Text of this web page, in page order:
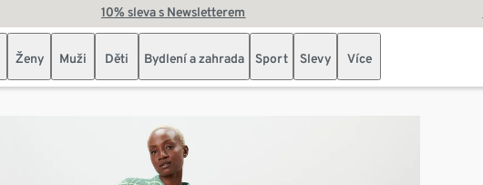
10% sleva s Newsletterem
Ženy Muži Děti Bydlení a zahrada Sport Slevy Více